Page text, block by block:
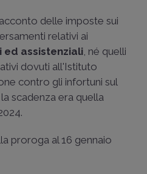
delle imposte sui
relativi ai
assistenziali , né quelli
dovuti all'Istituto
contro gli infortuni sul
scadenza era quella
proroga al 16 gennaio